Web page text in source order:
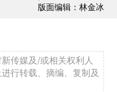
版面编辑：林金冰
传媒及/或相关权利人
行转载、摘编、复制及